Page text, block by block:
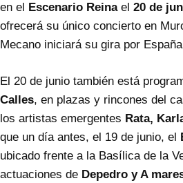
en el
Escenario Reinael 20 de
ofrecerá su único concierto en
Mecano iniciará su gira por
El 20 de junio también está
Calles, en plazas y rincones del
los artistas emergentes Rata,
que un día antes, el 19 de junio, el
ubicado frente a la Basílica de la
actuaciones de Depedro y A